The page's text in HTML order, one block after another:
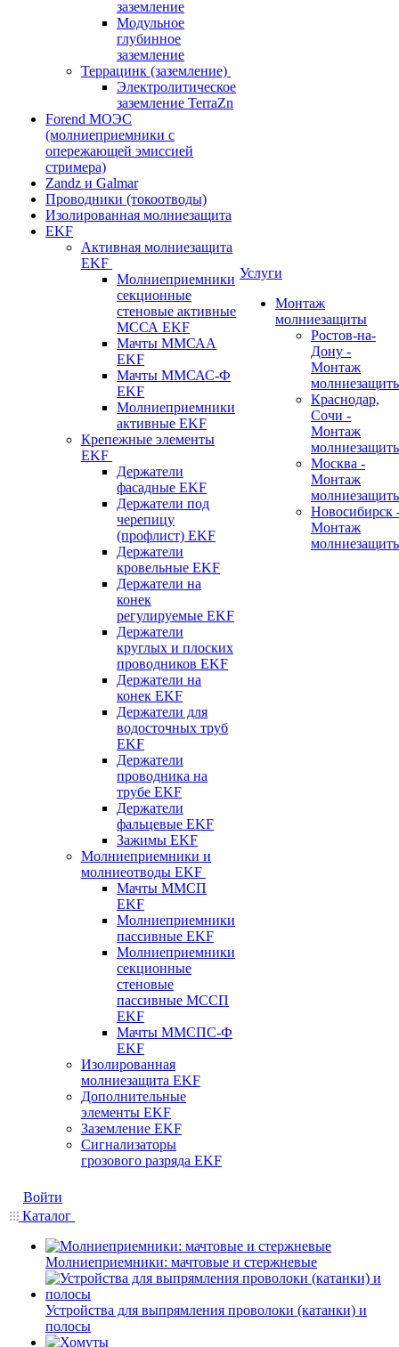
заземление
Модульное
глубинное
заземление
Террацинк (заземление)
Электролитическое
заземление TerraZn
Forend МОЭС
(молниеприемники с
опережающей эмиссией
стримера)
Zandz и Galmar
Проводники (токоотводы)
Изолированная молниезащита
EKF
Активная молниезащита
EKF
Молниеприемники
секционные
стеновые активные
МССА EKF
Мачты ММСАА
EKF
Мачты ММСАС-Ф
EKF
Молниеприемники
активные EKF
Крепежные элементы
EKF
Держатели
фасадные EKF
Держатели под
черепицу
(профлист) EKF
Держатели
кровельные EKF
Держатели на
конек
регулируемые EKF
Держатели
круглых и плоских
проводников EKF
Держатели на
конек EKF
Держатели для
водосточных труб
EKF
Держатели
проводника на
трубе EKF
Держатели
фальцевые EKF
Зажимы EKF
Молниеприемники и
молниеотводы EKF
Мачты ММСП
EKF
Молниеприемники
пассивные EKF
Молниеприемники
секционные
стеновые
пассивные МССП
EKF
Мачты ММСПС-Ф
EKF
Изолированная
молниезащита EKF
Дополнительные
элементы EKF
Заземление EKF
Сигнализаторы
грозового разряда EKF
Услуги
Монтаж
молниезащиты
Ростов-на-
Дону -
Монтаж
Краснодар,
Сочи -
Монтаж
Москва -
Монтаж
Новосибирск
Монтаж
Войти
Каталог
Молниеприемники: мачтовые и стержневые
Устройства для выпрямления проволоки (катанки) и
полосы